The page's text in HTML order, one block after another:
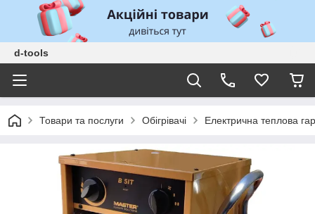
d-tools
Товари та послуги Обігрівачі Електрична теплова